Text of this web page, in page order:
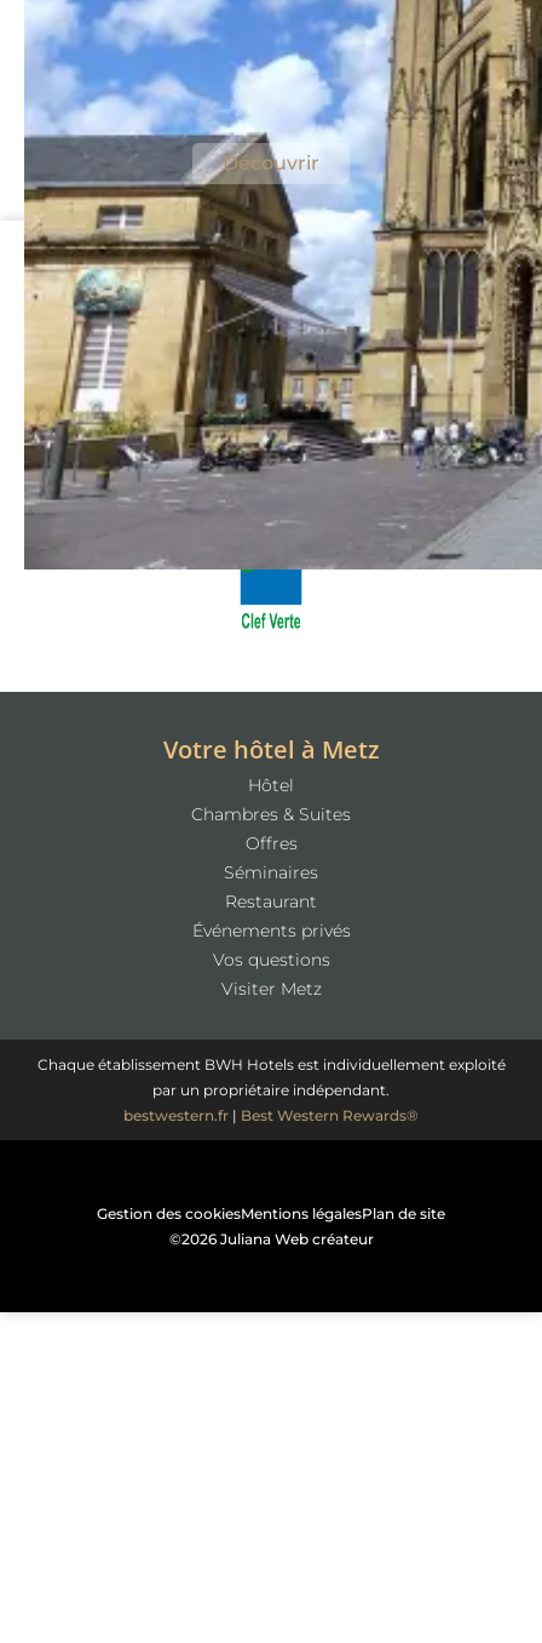
Visiter la Cathédrale Saint-
Étienne de Metz
Un chef-d’œuvre gothique à 4 km de
l’hôtel
Découvrir
Best Western Plus Hôtel Metz Technopole
1 rue Félix Savart
57070 Metz
+33 3 87 39 94 50
Contact
LinkedIn
Facebook
Instagram
Votre hôtel à Metz
Hôtel
Chambres & Suites
Offres
Séminaires
Restaurant
Événements privés
Vos questions
Visiter Metz
Chaque établissement BWH Hotels est individuellement exploité
par un propriétaire indépendant.
bestwestern.fr | Best Western Rewards®
Gestion des cookiesMentions légalesPlan de site
©2026 Juliana Web créateur